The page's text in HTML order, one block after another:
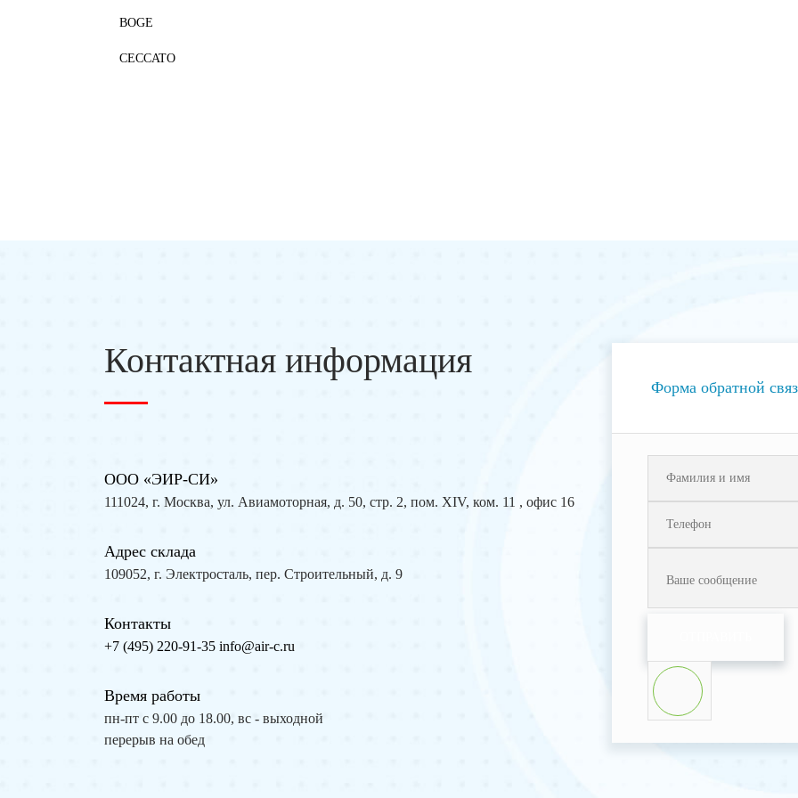
BOGE
CECCATO
Контактная информация
ООО «ЭИР-СИ»
111024, г. Москва, ул. Авиамоторная, д. 50, стр. 2, пом. XIV, ком. 11 , офис 16
Адрес склада
109052, г. Электросталь, пер. Строительный, д. 9
Контакты
+7 (495) 220-91-35 info@air-c.ru
Время работы
пн-пт с 9.00 до 18.00, вс - выходной
перерыв на обед
Форма обратной